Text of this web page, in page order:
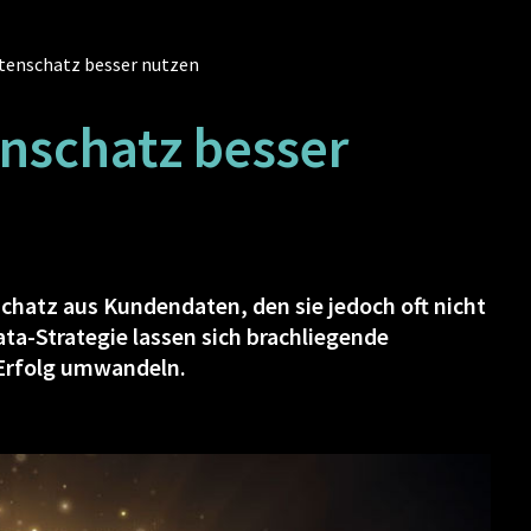
besser nutzen
besser
aus Kundendaten, den sie jedoch oft nicht
Strategie lassen sich brachliegende
umwandeln.